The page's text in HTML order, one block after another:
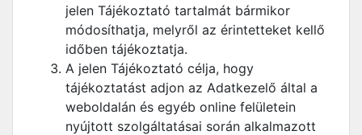
jelen Tájékoztató tartalmát bármikor
módosíthatja, melyről az érintetteket kellő
időben tájékoztatja.
A jelen Tájékoztató célja, hogy
tájékoztatást adjon az Adatkezelő által a
weboldalán és egyéb online felületein
nyújtott szolgáltatásai során alkalmazott